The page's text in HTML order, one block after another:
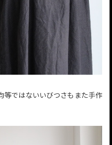
等ではないいびつさもまた手作